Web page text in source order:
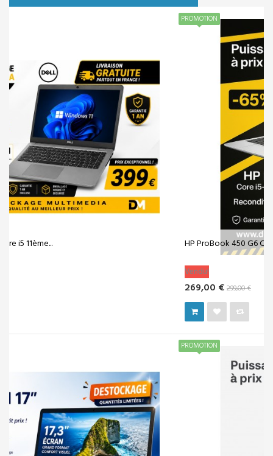
HP ProBook 450 G6 Core i5-8254U 16 Go...